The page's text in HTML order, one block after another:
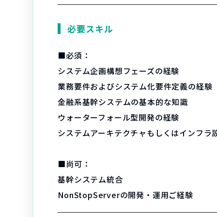
必要スキル
■必須：
システム企画構想フェーズの経験
業務要件およびシステム化要件定義の経験
金融系基幹システムの基本的な知識
ウォーターフォール型開発の経験
システムアーキテクチャもしくはインフラ
■尚可：
基幹システム統合
NonStopServerの開発・運用ご経験